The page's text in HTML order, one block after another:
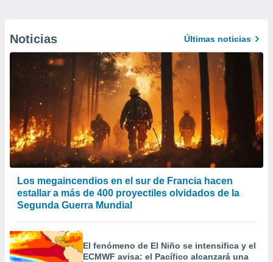
Noticias Últimas noticias
Los megaincendios en el sur de Francia hacen
estallar a más de 400 proyectiles olvidados de la
Segunda Guerra Mundial
El fenómeno de El Niño se intensifica y el
ECMWF avisa: el Pacífico alcanzará una